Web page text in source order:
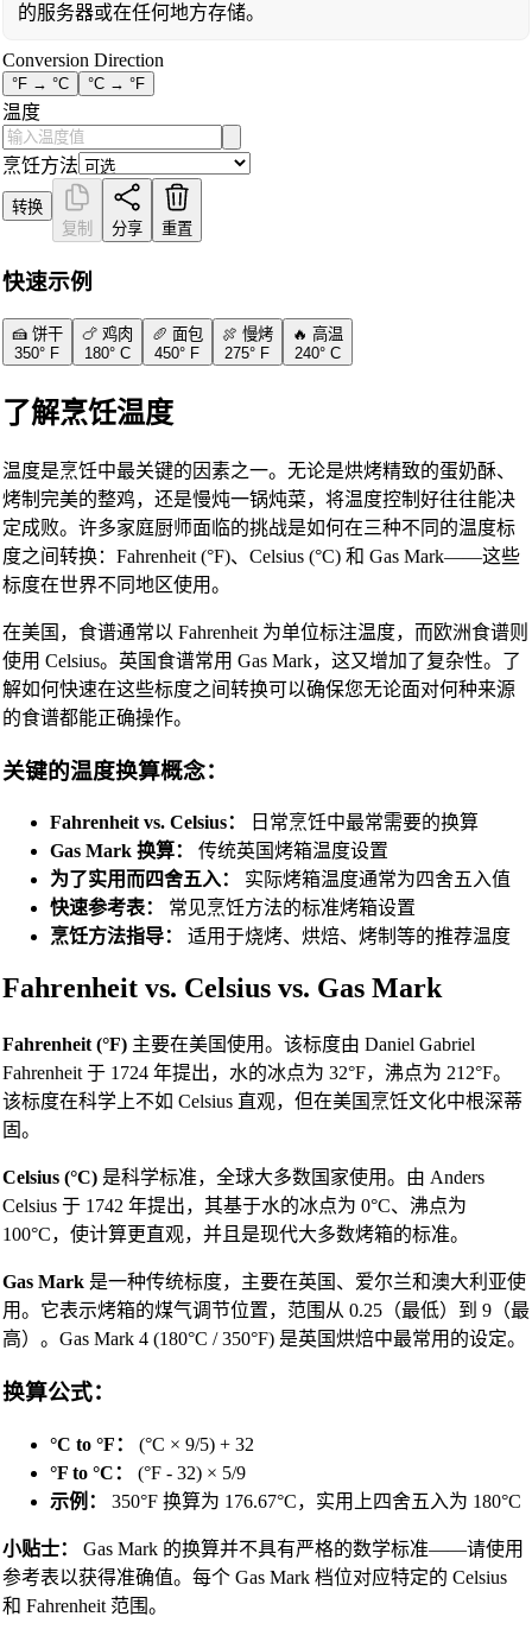
的服务器或在任何地方存储。
Conversion Direction
°F → °C °C → °F
温度
烹饪方法
转换
复制
分享 重置
快速示例
🍰 饼干
350° F
🍗 鸡肉
180° C
🥖 面包
450° F
🍖 慢烤
275° F
🔥 高温
240° C
了解烹饪温度
温度是烹饪中最关键的因素之一。无论是烘烤精致的蛋奶酥、
烤制完美的整鸡，还是慢炖一锅炖菜，将温度控制好往往能决
定成败。许多家庭厨师面临的挑战是如何在三种不同的温度标
度之间转换：Fahrenheit (°F)、Celsius (°C) 和 Gas Mark——这些
标度在世界不同地区使用。
在美国，食谱通常以 Fahrenheit 为单位标注温度，而欧洲食谱则
使用 Celsius。英国食谱常用 Gas Mark，这又增加了复杂性。了
解如何快速在这些标度之间转换可以确保您无论面对何种来源
的食谱都能正确操作。
关键的温度换算概念：
Fahrenheit vs. Celsius：
日常烹饪中最常需要的换算
Gas Mark 换算：
传统英国烤箱温度设置
为了实用而四舍五入：
实际烤箱温度通常为四舍五入值
快速参考表：
常见烹饪方法的标准烤箱设置
烹饪方法指导：
适用于烧烤、烘焙、烤制等的推荐温度
Fahrenheit vs. Celsius vs. Gas Mark
Fahrenheit (°F)主要在美国使用。该标度由 Daniel Gabriel
Fahrenheit 于 1724 年提出，水的冰点为 32°F，沸点为 212°F。
该标度在科学上不如 Celsius 直观，但在美国烹饪文化中根深蒂
固。
Celsius (°C)是科学标准，全球大多数国家使用。由 Anders
Celsius 于 1742 年提出，其基于水的冰点为 0°C、沸点为
100°C，使计算更直观，并且是现代大多数烤箱的标准。
Gas Mark是一种传统标度，主要在英国、爱尔兰和澳大利亚使
用。它表示烤箱的煤气调节位置，范围从 0.25（最低）到 9（最
高）。Gas Mark 4 (180°C / 350°F) 是英国烘焙中最常用的设定。
换算公式：
°C to °F：
(°C × 9/5) + 32
°F to °C：
(°F - 32) × 5/9
示例：
350°F 换算为 176.67°C，实用上四舍五入为 180°C
小贴士：
Gas Mark 的换算并不具有严格的数学标准——请使用
参考表以获得准确值。每个 Gas Mark 档位对应特定的 Celsius
和 Fahrenheit 范围。